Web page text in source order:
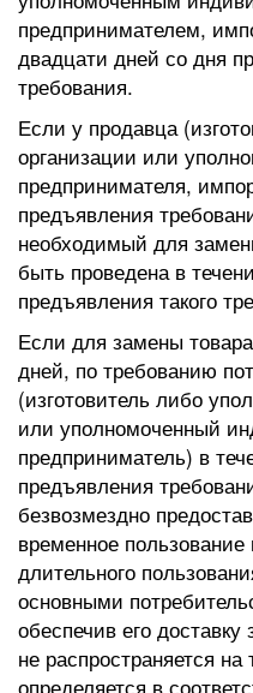
предпринимателем,
двадцати дней со дня
требования.
Если у продавца
организации или
предпринимателя,
предъявления
необходимый для
быть проведена в
предъявления такого
Если для замены
дней, по требованию
(изготовитель либо
или уполномоченный
предприниматель) в
предъявления
безвозмездно
временное
длительного
основными
обеспечив его
не распространяется
определяется в